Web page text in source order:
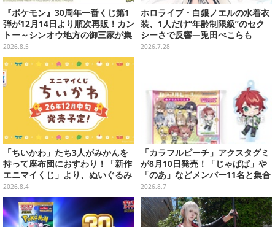
『ポケモン』30周年一番くじ第1
弾が12月14日より順次再販！カン
トー～シンオウ地方の御三家が集
まった時計、ぬいぐるみなど記念
グッズ盛りだくさん
2026.8.5
ホロライブ・白銀ノエルの水着衣
装、1人だけ“年齢制限級”のセク
シーさで反響―兎田ぺこらも
「こ、こんなことが許されていい
2026.7.28
「ちいかわ」たち3人がみかんを
持って座布団におすわり！「新作
エニマイくじ」より、ぬいぐるみ
画像が初公開
2026.8.4
「カラフルピーチ」アクスタグミ
が8月10日発売！「じゃぱぱ」や
「のあ」などメンバー11名と集合
デザイン全15種、ボールチェーン
付きでアクセサリーにも
2026.8.7